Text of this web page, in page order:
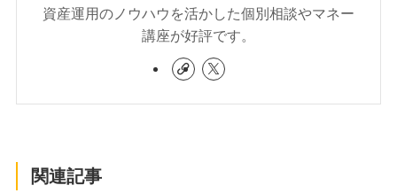
資産運用のノウハウを活かした個別相談やマネー
講座が好評です。
関連記事